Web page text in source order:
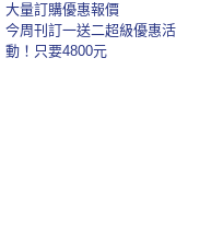
大量訂購優惠報價
今周刊訂一送二超級優惠活
動！只要4800元